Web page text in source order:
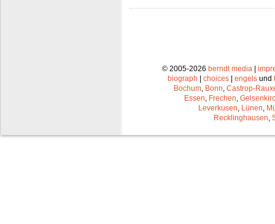
© 2005-2026 berndt media|
biograph | choices | engels und
Bochum, Bonn, Castrop-
Essen, Frechen,
Leverkusen, Lünen,
Recklinghausen,